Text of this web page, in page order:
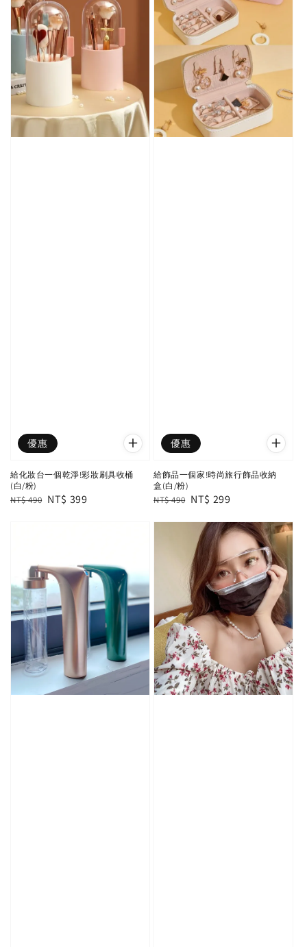
優惠
給化妝台一個乾淨!彩妝刷具收桶
(白/粉)
Regular
NT$ 490 Sale
NT$ 399
優惠
給飾品一個家!時尚旅行飾品收納
盒(白/粉)
Regular
NT$ 490 Sale
NT$ 299